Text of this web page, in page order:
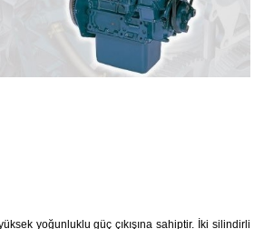
yoğunluklu güç çıkışına sahiptir. İki silindirli